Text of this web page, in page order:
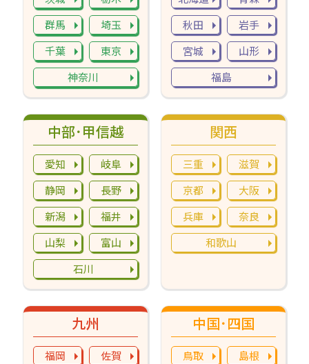
九州
福岡
佐賀
中国･四国
鳥取
島根
中部･甲信越
愛知
岐阜
静岡
長野
新潟
福井
山梨
富山
石川
関西
三重
滋賀
京都
大阪
兵庫
奈良
和歌山
群馬
埼玉
千葉
東京
神奈川
秋田
岩手
宮城
山形
福島